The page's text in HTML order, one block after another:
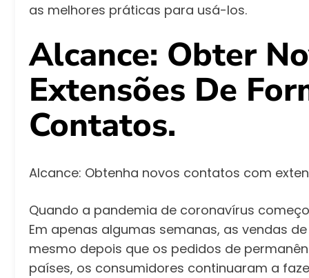
as melhores práticas para usá-los.
Alcance: Obter
Extensões De
Contatos.
Alcance: Obtenha novos contatos com
Quando a pandemia de coronavírus
Em apenas algumas semanas, as vendas
mesmo depois que os pedidos de
países, os consumidores continuaram a